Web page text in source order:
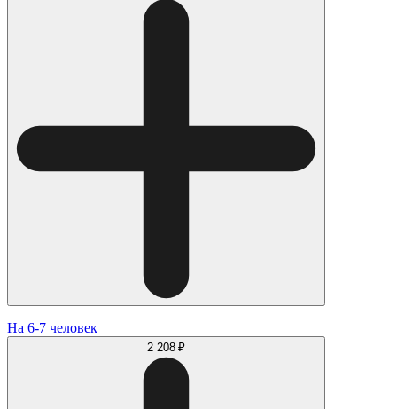
На 6-7 человек
2 208 ₽